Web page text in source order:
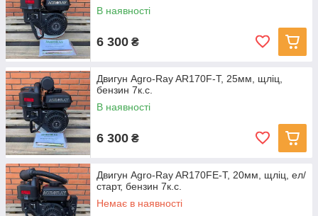
В наявності
6 300 ₴
Двигун Agro-Ray AR170F-Т, 25мм, щліц,
бензин 7к.с.
В наявності
6 300 ₴
Двигун Agro-Ray AR170FЕ-Т, 20мм, щліц, ел/
старт, бензин 7к.с.
Немає в наявності